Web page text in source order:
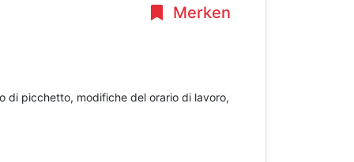
Merken
di picchetto, modifiche del orario di lavoro,